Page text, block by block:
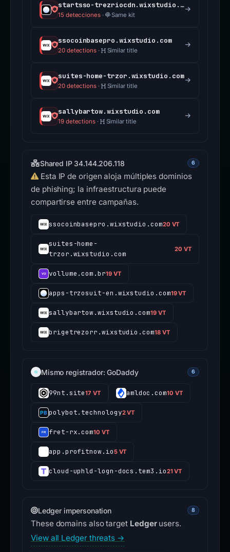
startsso-trezriocdn.wixstudio.com
15 detecciones· Same kit
ssocoinbasepro.wixstudio.com
20 detections· Similar title
suites-home-trzor.wixstudio.com
20 detections· Similar title
sallybartow.wixstudio.com
19 detections· Similar title
Shared IP 34.144.206.118 6
Esta IP de origen aloja múltiples dominios
de phishing; la infraestructura puede
compartirse entre campañas.
ssocoinbasepro.wixstudio.com20 VT
suites-home-
trzor.wixstudio.com
20 VT
vollume.com.br19 VT
apps-trzosuit-en.wixstudio.com19 VT
sallybartow.wixstudio.com19 VT
brigetrezorr.wixstudio.com18 VT
Mismo registrador: GoDaddy 6
99nt.site17 VT amldoc.com10 VT
polybot.technology2 VT
fret-rx.com10 VT
app.profitnow.io5 VT
cloud-uphld-logn-docs.tem3.io21 VT
Ledger impersonation 8
These domains also target Ledgerusers.
View all Ledger threats →